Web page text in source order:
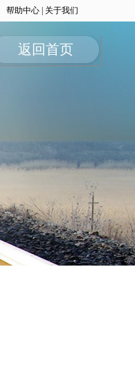
帮助中心 关于我们
返回首页